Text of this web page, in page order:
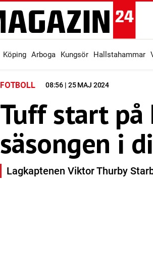
Köping Arboga Kungsör Hallstahammar
FOTBOLL 08:56 | 25 MAJ 2024
Tuff start på
säsongen i
Lagkaptenen Viktor Thurby